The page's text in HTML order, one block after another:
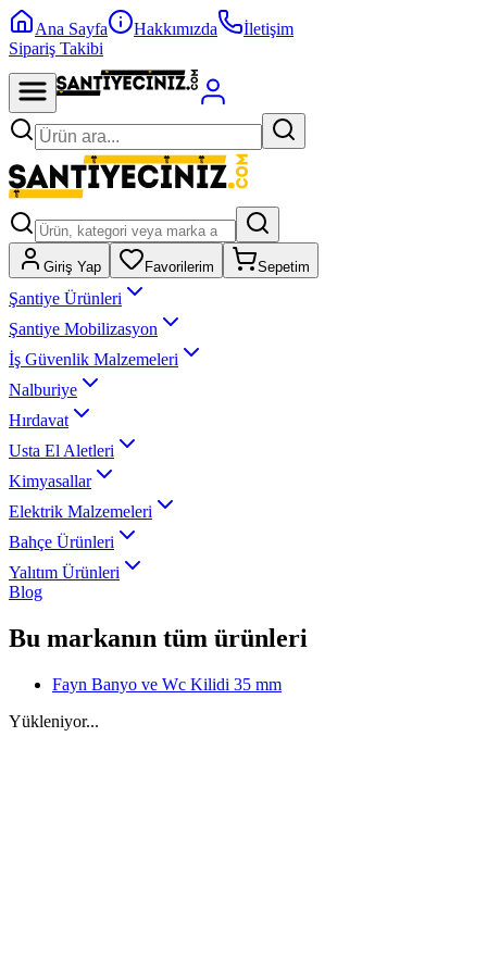
Ana Sayfa Hakkımızda
İletişim
Sipariş Takibi
Giriş Yap Favorilerim Sepetim
Şantiye Ürünleri
Şantiye Mobilizasyon
İş Güvenlik Malzemeleri
Nalburiye
Hırdavat
Usta El Aletleri
Kimyasallar
Elektrik Malzemeleri
Bahçe Ürünleri
Yalıtım Ürünleri
Blog
Bu markanın tüm ürünleri
Fayn Banyo ve Wc Kilidi 35 mm
Yükleniyor...